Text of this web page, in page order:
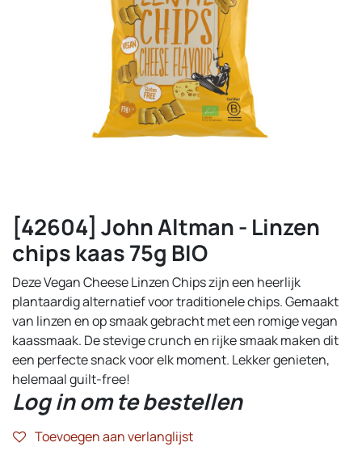
[42604] John Altman - Linzen
chips kaas 75g BIO
Deze Vegan Cheese Linzen Chips zijn een heerlijk
plantaardig alternatief voor traditionele chips. Gemaakt
van linzen en op smaak gebracht met een romige vegan
kaassmaak. De stevige crunch en rijke smaak maken dit
een perfecte snack voor elk moment. Lekker genieten,
helemaal guilt-free!
Log in om te bestellen
Toevoegen aan verlanglijst